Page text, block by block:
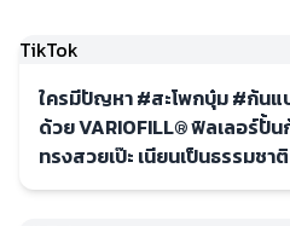
TikTok
ใครมีปัญหา #สะโพกบุ๋ม #ก้นแ
ด้วย VARIOFILL® ฟิลเลอร์ปั้
ทรงสวยเป๊ะ เนียนเป็นธรรมช